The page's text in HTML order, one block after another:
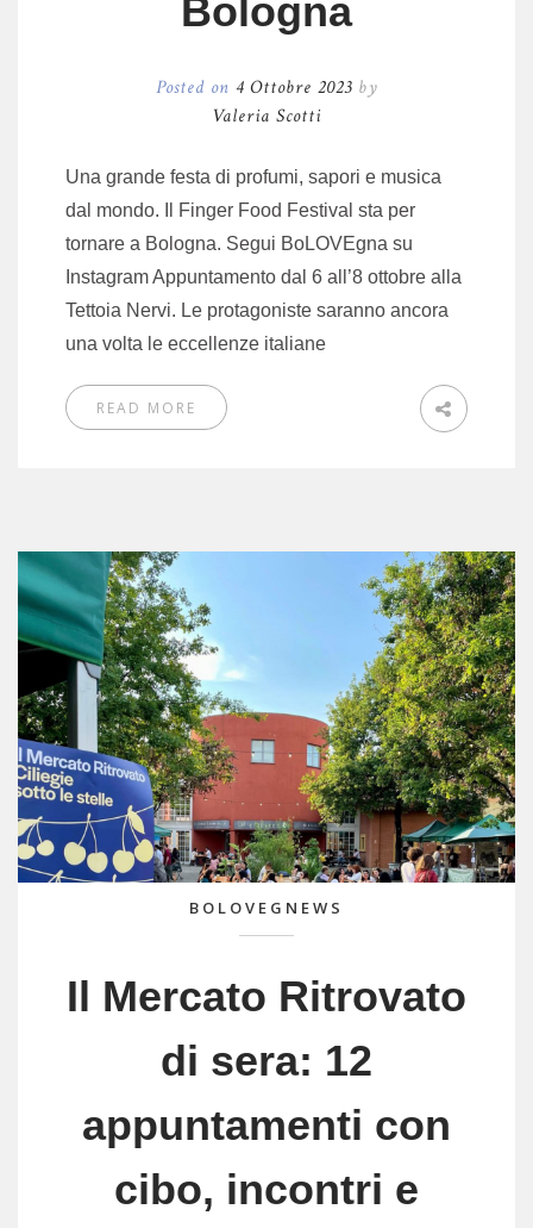
Bologna
Posted on 4 Ottobre 2023 by
Valeria Scotti
Una grande festa di profumi, sapori e musica
dal mondo. Il Finger Food Festival sta per
tornare a Bologna. Segui BoLOVEgna su
Instagram Appuntamento dal 6 all’8 ottobre alla
Tettoia Nervi. Le protagoniste saranno ancora
una volta le eccellenze italiane
READ MORE
BOLOVEGNEWS
Il Mercato Ritrovato
di sera: 12
appuntamenti con
cibo, incontri e